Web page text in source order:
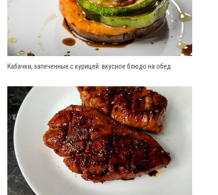
Кабачки, запеченные с курицей: вкусное блюдо на обед